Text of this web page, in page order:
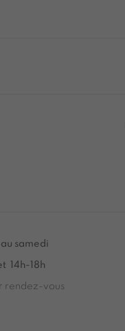
samedi
14h-18h
rendez-vous